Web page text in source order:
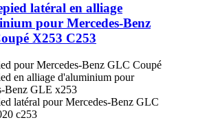
latéral en alliage
pour Mercedes-Benz
X253 C253
pour Mercedes-Benz GLC Coupé
en alliage d'aluminium pour
Benz GLE x253
latéral pour Mercedes-Benz GLC
c253